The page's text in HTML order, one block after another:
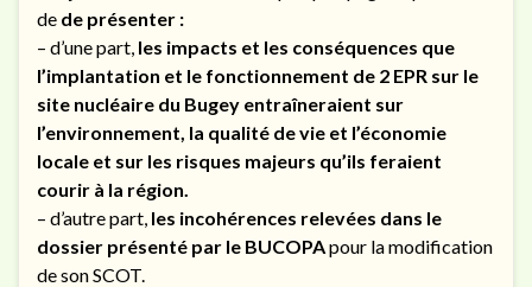
de de présenter :
– d’une part, les impacts et les conséquences que
l’implantation et le fonctionnement de 2 EPR sur le
site nucléaire du Bugey entraîneraient sur
l’environnement, la qualité de vie et l’économie
locale et sur les risques majeurs qu’ils feraient
courir à la région.
– d’autre part, les incohérences relevées dans le
dossier présenté par le BUCOPApour la modification
de son SCOT.